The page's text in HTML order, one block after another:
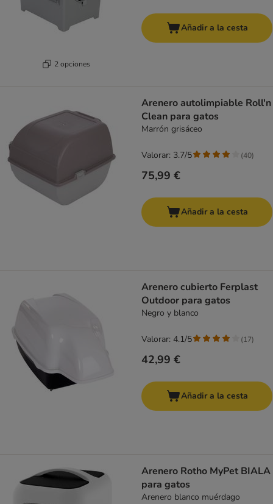
2 opciones
Añadir a la cesta
Arenero autolimpiable Roll'n
Clean para gatos
Marrón grisáceo
75,99 €
Valorar: 3.7/5 (40)
Añadir a la cesta
Arenero cubierto Ferplast
Outdoor para gatos
Negro y blanco
42,99 €
Valorar: 4.1/5 (17)
Añadir a la cesta
Arenero Rotho MyPet BIALA
para gatos
Arenero blanco muérdago